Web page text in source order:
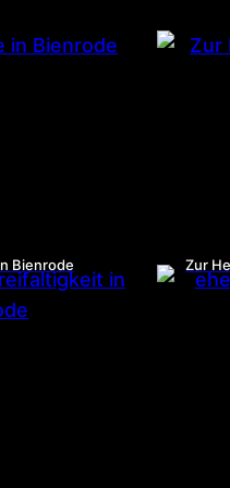
Bienrode Zur